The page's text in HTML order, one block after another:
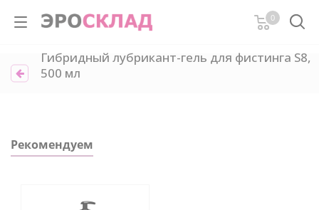
0
Гибридный лубрикант-гель для фистинга S8,
500 мл
Рекомендуем